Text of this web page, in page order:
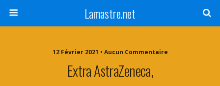
Lamastre.net
12 Février 2021 • Aucun Commentaire
Extra AstraZeneca,